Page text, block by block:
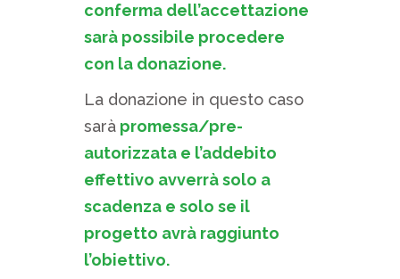
conferma dell’accettazione
sarà possibile procedere
con la donazione.
La donazione in questo caso
sarà promessa/pre-
autorizzata e l’addebito
effettivo avverrà solo a
scadenza e solo se il
progetto avrà raggiunto
l’obiettivo.